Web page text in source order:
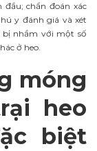
chẩn đoán xác
y đánh giá và xét
bị nhầm với một số
ở heo.
móng
heo
biệt